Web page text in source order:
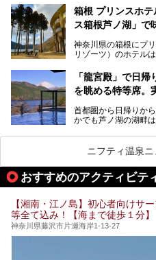
サウナ室の中に咲き
リのビーチを思わせ
内の様子をレポート
たい」
そんな「癒やされた
神奈川県には、サウ
など、“非日常”を味
う」という人も多い
そこで今回は、神奈
業」「駅近」など、
今の気分にぴったり
箱根 プリンスホ
ス箱根芦ノ湖」で
神奈川県の箱根にプ
リゾーツ）のホテル
「箱根仙石原プリン
「ザ・プリンス 箱
プ（旗艦）に位置づ
昭和の日本を代表す
に建てた桃源郷のよ
提供元：株式会社西
【PR】
この記事はザ・プリ
「龍宮殿」で日
を眺める特等席。
首都圏から日帰りか
かでも芦ノ湖の湖畔
が楽しめるまさに眺
そしてここは全24室
して宿泊もできます
加えて、朝6時からの
のお風呂が利用でき
今回は日帰り温泉と
（以下、龍宮殿本館
蛸川温泉 龍宮殿（以
りお伝えします！
ここは箱根神社、九
4つの神社に囲まれ
ニフティ温泉
おすすめのアクティビテ
【湘南・江ノ島】初心者向けサ
等全て込み！【海まで徒歩１分】
神奈川県藤沢市片瀬海岸1-13-27